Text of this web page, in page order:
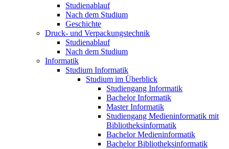
Studienablauf
Nach dem Studium
Geschichte
Druck- und Verpackungstechnik
Studienablauf
Nach dem Studium
Informatik
Studium Informatik
Studium im Überblick
Studiengang Informatik
Bachelor Informatik
Master Informatik
Studiengang Medieninformatik mit
Bibliotheksinformatik
Bachelor Medieninformatik
Bachelor Bibliotheksinformatik